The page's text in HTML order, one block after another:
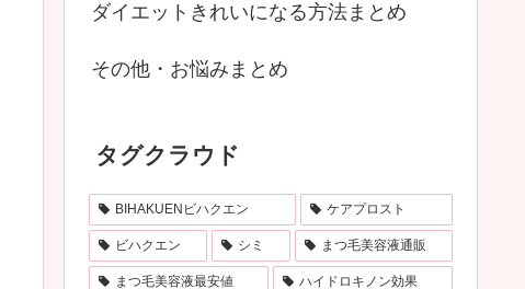
ダイエットきれいになる方法まとめ
その他・お悩みまとめ
タグクラウド
BIHAKUENビハクエン ケアプロスト
ビハクエン シミ まつ毛美容液通販
まつ毛美容液最安値 ハイドロキノン効果